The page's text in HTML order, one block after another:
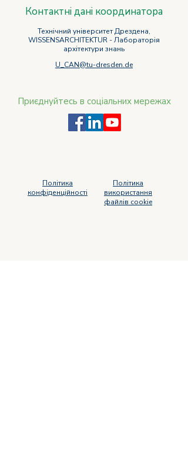
Контактні дані координатора
Технічний університет Дрездена,
WISSENSARCHITEKTUR - Лабораторія
архітектури знань
U_CAN@tu-dresden.de
Приєднуйтесь в соціальних мережах
Політика
конфіденційності
Політика
використання
файлів cookie